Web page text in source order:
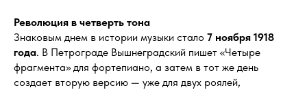
Революция в четверть тона
Знаковым днем в истории музыки стало 7 ноября 1918
года. В Петрограде Вышнеградский пишет «Четыре
фрагмента» для фортепиано, а затем в тот же день
создает вторую версию — уже для двух роялей,